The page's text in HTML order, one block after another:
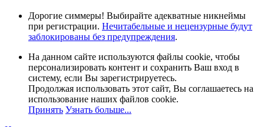
Дорогие симмеры! Выбирайте адекватные никнеймы
при регистрации. Нечитабельные и нецензурные будут
заблокированы без предупреждения.
На данном сайте используются файлы cookie, чтобы
персонализировать контент и сохранить Ваш вход в
систему, если Вы зарегистрируетесь.
Продолжая использовать этот сайт, Вы соглашаетесь на
использование наших файлов cookie.
Принять Узнать больше...